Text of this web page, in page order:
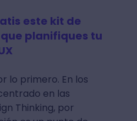
este kit de
planifiques tu
lo primero. En los
en las
Thinking, por